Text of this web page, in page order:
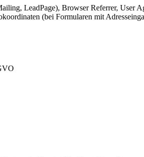
LeadPage), Browser Referrer, User
(bei Formularen mit